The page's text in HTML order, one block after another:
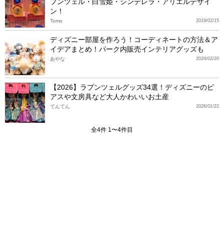
ン！
2019/02/15
Tomo
ディズニー部屋を作ろう！コーディネートの方法＆ア
イデアまとめ！パーク内販売インテリアグッズも
2020/02/20
あやな
【2026】ラプンツェルグッズ34選！ディズニーのピ
アスや文房具など大人かわいいお土産
2026/01/22
てんてん
全4件 1〜4件目